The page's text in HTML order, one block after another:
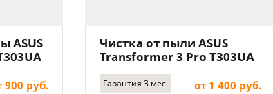
ASUS
900 руб.
Чистка от пыли ASUS
Transformer 3 Pro T303UA
Гарантия 3 мес. от 1 400 руб.